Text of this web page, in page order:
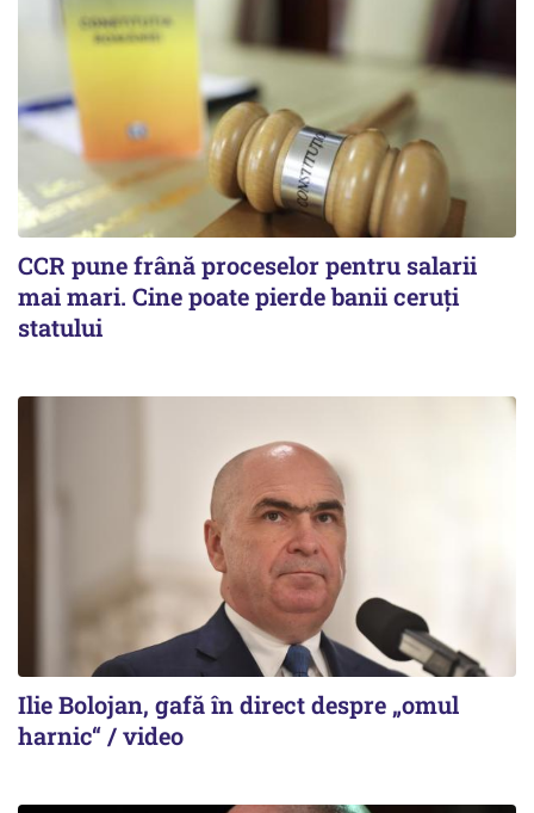
CCR pune frână proceselor pentru salarii
mai mari. Cine poate pierde banii ceruți
statului
Ilie Bolojan, gafă în direct despre „omul
harnic“ / video